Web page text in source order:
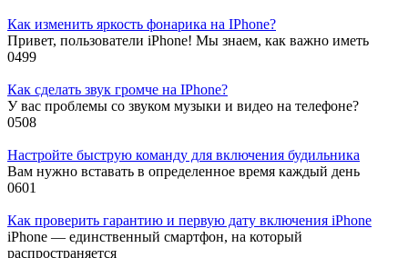
Как изменить яркость фонарика на IPhone?
Привет, пользователи iPhone! Мы знаем, как важно иметь
0499
Как сделать звук громче на IPhone?
У вас проблемы со звуком музыки и видео на телефоне?
0508
Настройте быструю команду для включения будильника
Вам нужно вставать в определенное время каждый день
0601
Как проверить гарантию и первую дату включения iPhone
iPhone — единственный смартфон, на который
распространяется